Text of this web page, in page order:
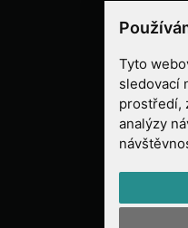
Tyto
sledovací
prostředí,
analýzy